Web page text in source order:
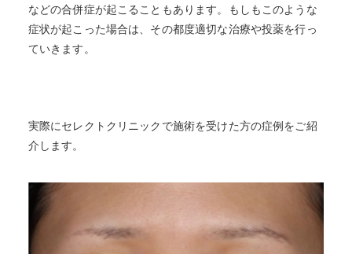
などの合併症が起こることもあります。もしもこのような
症状が起こった場合は、その都度適切な治療や投薬を行っ
ていきます。
実際にセレクトクリニックで施術を受けた方の症例をご紹
介します。